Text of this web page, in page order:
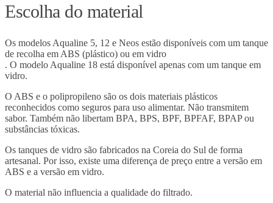
Escolha do material
Os modelos Aqualine 5, 12 e Neos estão disponíveis com um tanque
de recolha em ABS (plástico) ou em vidro
. O modelo Aqualine 18 está disponível apenas com um tanque em
vidro.
O ABS e o polipropileno são os dois materiais plásticos
reconhecidos como seguros para uso alimentar. Não transmitem
sabor. Também não libertam BPA, BPS, BPF, BPFAF, BPAP ou
substâncias tóxicas.
Os tanques de vidro são fabricados na Coreia do Sul de forma
artesanal. Por isso, existe uma diferença de preço entre a versão em
ABS e a versão em vidro.
O material não influencia a qualidade do filtrado.